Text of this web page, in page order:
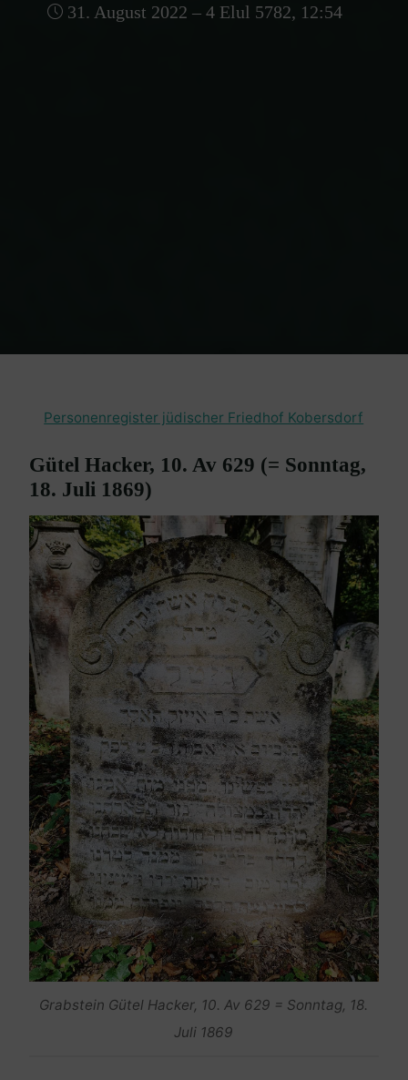
31. August 2022 – 4 Elul 5782, 12:54
Personenregister jüdischer Friedhof Kobersdorf
Gütel Hacker, 10. Av 629 (= Sonntag,
18. Juli 1869)
Grabstein Gütel Hacker, 10. Av 629 = Sonntag, 18.
Juli 1869